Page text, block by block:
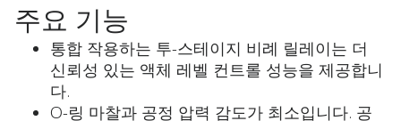
주요 기능
통합 작용하는 투-스테이지 비례 릴레이는 더
신뢰성 있는 액체 레벨 컨트롤 성능을 제공합니
다.
O-링 마찰과 공정 압력 감도가 최소입니다. 공